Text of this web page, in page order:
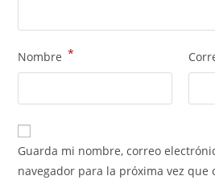
Nombre *
Guarda mi nombre, correo
navegador para la próxima vez que